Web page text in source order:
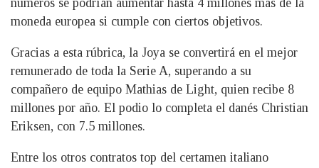
números se podrían aumentar hasta 4 millones más de la
moneda europea si cumple con ciertos objetivos.
Gracias a esta rúbrica, la Joya se convertirá en el mejor
remunerado de toda la Serie A, superando a su
compañero de equipo Mathias de Light, quien recibe 8
millones por año. El podio lo completa el danés Christian
Eriksen, con 7.5 millones.
Entre los otros contratos top del certamen italiano